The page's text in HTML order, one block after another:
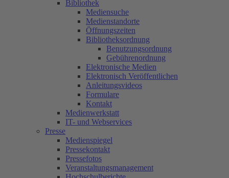
Bibliothek
Mediensuche
Medienstandorte
Öffnungszeiten
Bibliotheksordnung
Benutzungsordnung
Gebührenordnung
Elektronische Medien
Elektronisch Veröffentlichen
Anleitungsvideos
Formulare
Kontakt
Medienwerkstatt
IT- und Webservices
Presse
Medienspiegel
Pressekontakt
Pressefotos
Veranstaltungsmanagement